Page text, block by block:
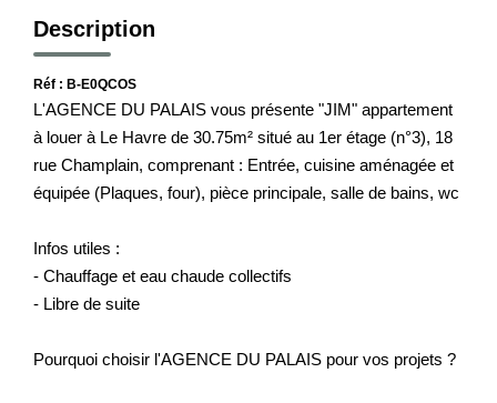
Description
Réf : B-E0QCOS
L'AGENCE DU PALAIS vous présente "JIM" appartement
à louer à Le Havre de 30.75m² situé au 1er étage (n°3), 18
rue Champlain, comprenant : Entrée, cuisine aménagée et
équipée (Plaques, four), pièce principale, salle de bains, wc
Infos utiles :
- Chauffage et eau chaude collectifs
- Libre de suite
Pourquoi choisir l'AGENCE DU PALAIS pour vos projets ?